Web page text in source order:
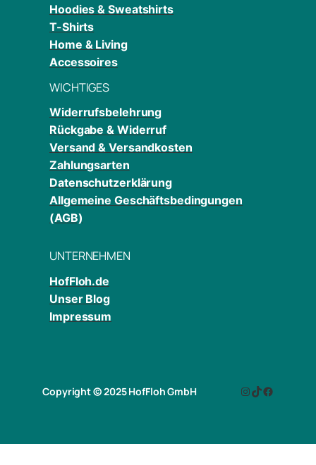
Hoodies & Sweatshirts
T-Shirts
Home & Living
Accessoires
WICHTIGES
Widerrufsbelehrung
Rückgabe & Widerruf
Versand & Versandkosten
Zahlungsarten
Datenschutzerklärung
Allgemeine Geschäftsbedingungen
(AGB)
UNTERNEHMEN
HofFloh.de
Unser Blog
Impressum
Copyright © 2025 HofFloh GmbH
Instagram
TikTok
Facebook